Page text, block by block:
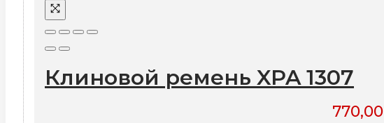
Клиновой ремень XPA 1307
770,00